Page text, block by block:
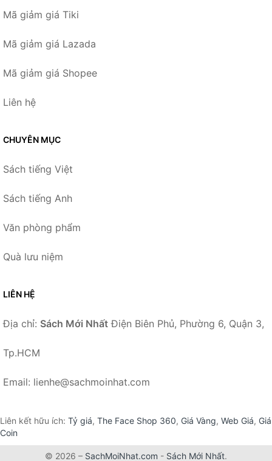
Mã giảm giá Tiki
Mã giảm giá Lazada
Mã giảm giá Shopee
Liên hệ
CHUYÊN MỤC
Sách tiếng Việt
Sách tiếng Anh
Văn phòng phẩm
Quà lưu niệm
LIÊN HỆ
Địa chỉ: Sách Mới Nhất Điện Biên Phủ, Phường 6, Quận 3,
Tp.HCM
Email: lienhe@sachmoinhat.com
Liên kết hữu ích: Tỷ giá, The Face Shop 360, Giá Vàng, Web Giá, Giá
Coin
© 2026 – SachMoiNhat.com - Sách Mới Nhất.